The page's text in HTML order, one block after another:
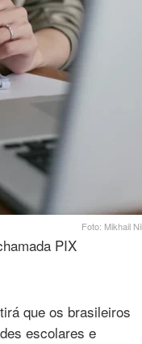
Foto: Mikhail
PIX
que os brasileiros
escolares e